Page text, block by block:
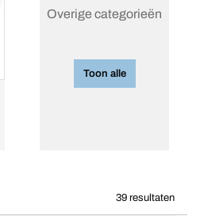
Overige categorieën
Toon alle
39 resultaten